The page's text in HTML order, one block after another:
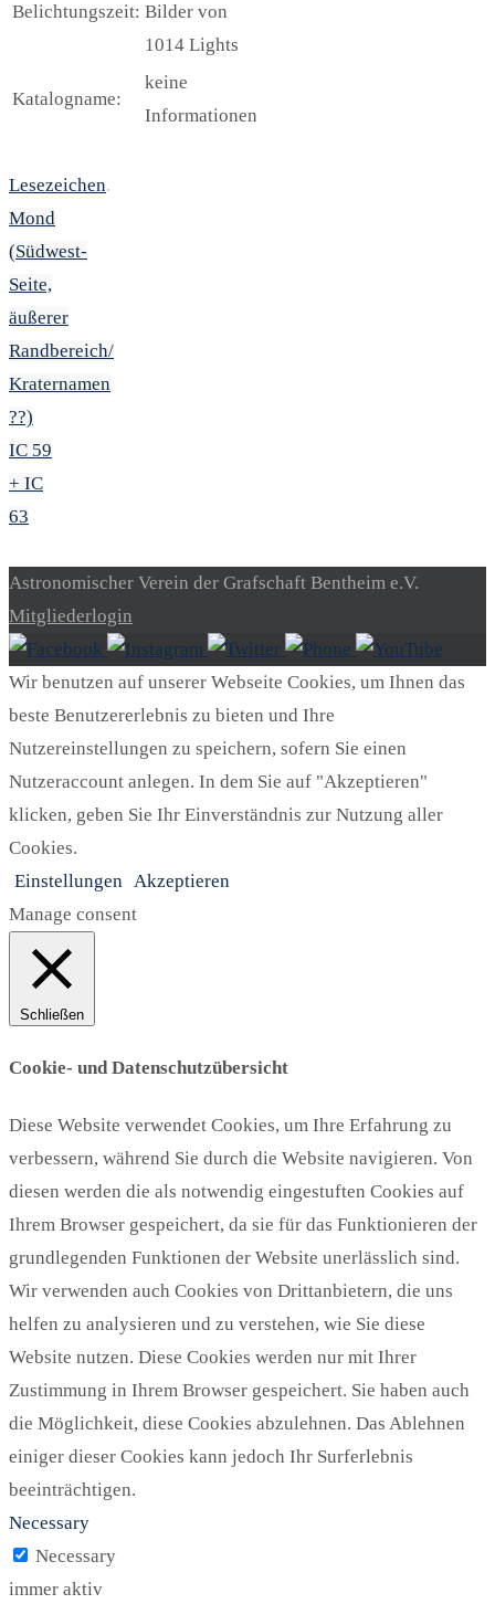
Belichtungszeit: Bilder von
1014 Lights
Katalogname:
keine
Informationen
Lesezeichen.
Mond
(Südwest-
Seite,
äußerer
Randbereich/
Kraternamen
??)
IC 59
+ IC
63
Astronomischer Verein der Grafschaft Bentheim e.V.
Mitgliederlogin
Wir benutzen auf unserer Webseite Cookies, um Ihnen das
beste Benutzererlebnis zu bieten und Ihre
Nutzereinstellungen zu speichern, sofern Sie einen
Nutzeraccount anlegen. In dem Sie auf "Akzeptieren"
klicken, geben Sie Ihr Einverständnis zur Nutzung aller
Cookies.
Einstellungen Akzeptieren
Manage consent
Schließen
Cookie- und Datenschutzübersicht
Diese Website verwendet Cookies, um Ihre Erfahrung zu
verbessern, während Sie durch die Website navigieren. Von
diesen werden die als notwendig eingestuften Cookies auf
Ihrem Browser gespeichert, da sie für das Funktionieren der
grundlegenden Funktionen der Website unerlässlich sind.
Wir verwenden auch Cookies von Drittanbietern, die uns
helfen zu analysieren und zu verstehen, wie Sie diese
Website nutzen. Diese Cookies werden nur mit Ihrer
Zustimmung in Ihrem Browser gespeichert. Sie haben auch
die Möglichkeit, diese Cookies abzulehnen. Das Ablehnen
einiger dieser Cookies kann jedoch Ihr Surferlebnis
beeinträchtigen.
Necessary
Necessary
immer aktiv